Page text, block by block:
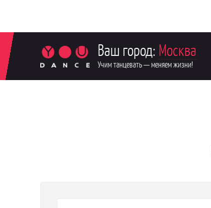
Ваш город: Москва
Учим танцевать — меняем жизни!